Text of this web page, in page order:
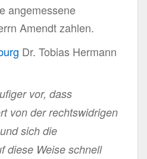
angemessene
Amendt zahlen.
Dr. Tobias Hermann ​
vor, dass
von der rechtswidrigen
sich die
diese Weise schnell